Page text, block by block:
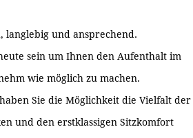
langlebig und ansprechend.
sein um Ihnen den Aufenthalt im
wie möglich zu machen.
Sie die Möglichkeit die Vielfalt der
und den erstklassigen Sitzkomfort